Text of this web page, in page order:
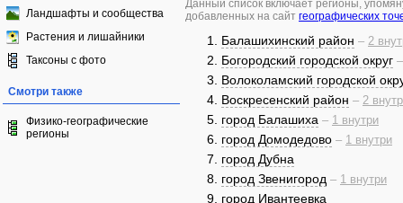
Ландшафты и сообщества
Растения и лишайники
Таксоны с фото
Смотри также
Физико-географические
регионы
Данный список включает регионы,
добавленных на сайт географических
Балашихинский район – 2
Богородский городской округ
Волоколамский городской
Воскресенский район – 2
город Балашиха – 1 внутри
город Домодедово – 1 внутри
город Дубна
город Звенигород – 1 внутри
город Ивантеевка